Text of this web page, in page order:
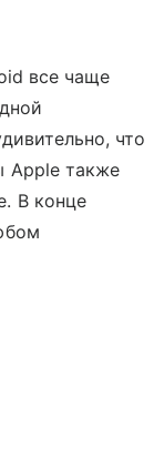
все чаще
что
Apple также
В конце